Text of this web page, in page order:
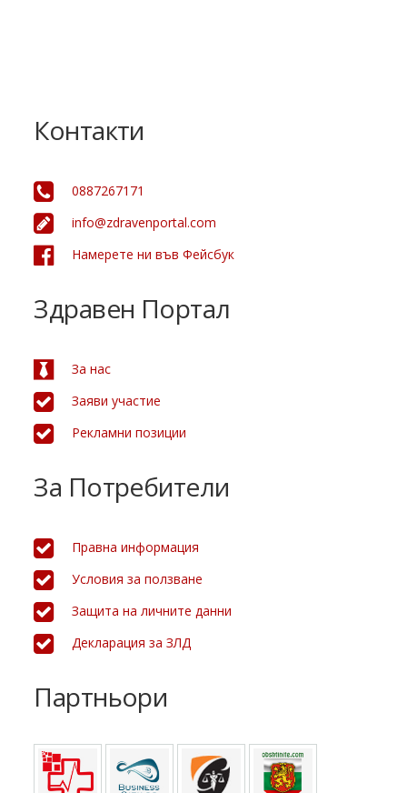
Контакти
0887267171
info@zdravenportal.com
Намерете ни във Фейсбук
Здравен Портал
За нас
Заяви участие
Рекламни позиции
За Потребители
Правна информация
Условия за ползване
Защита на личните данни
Декларация за ЗЛД
Партньори